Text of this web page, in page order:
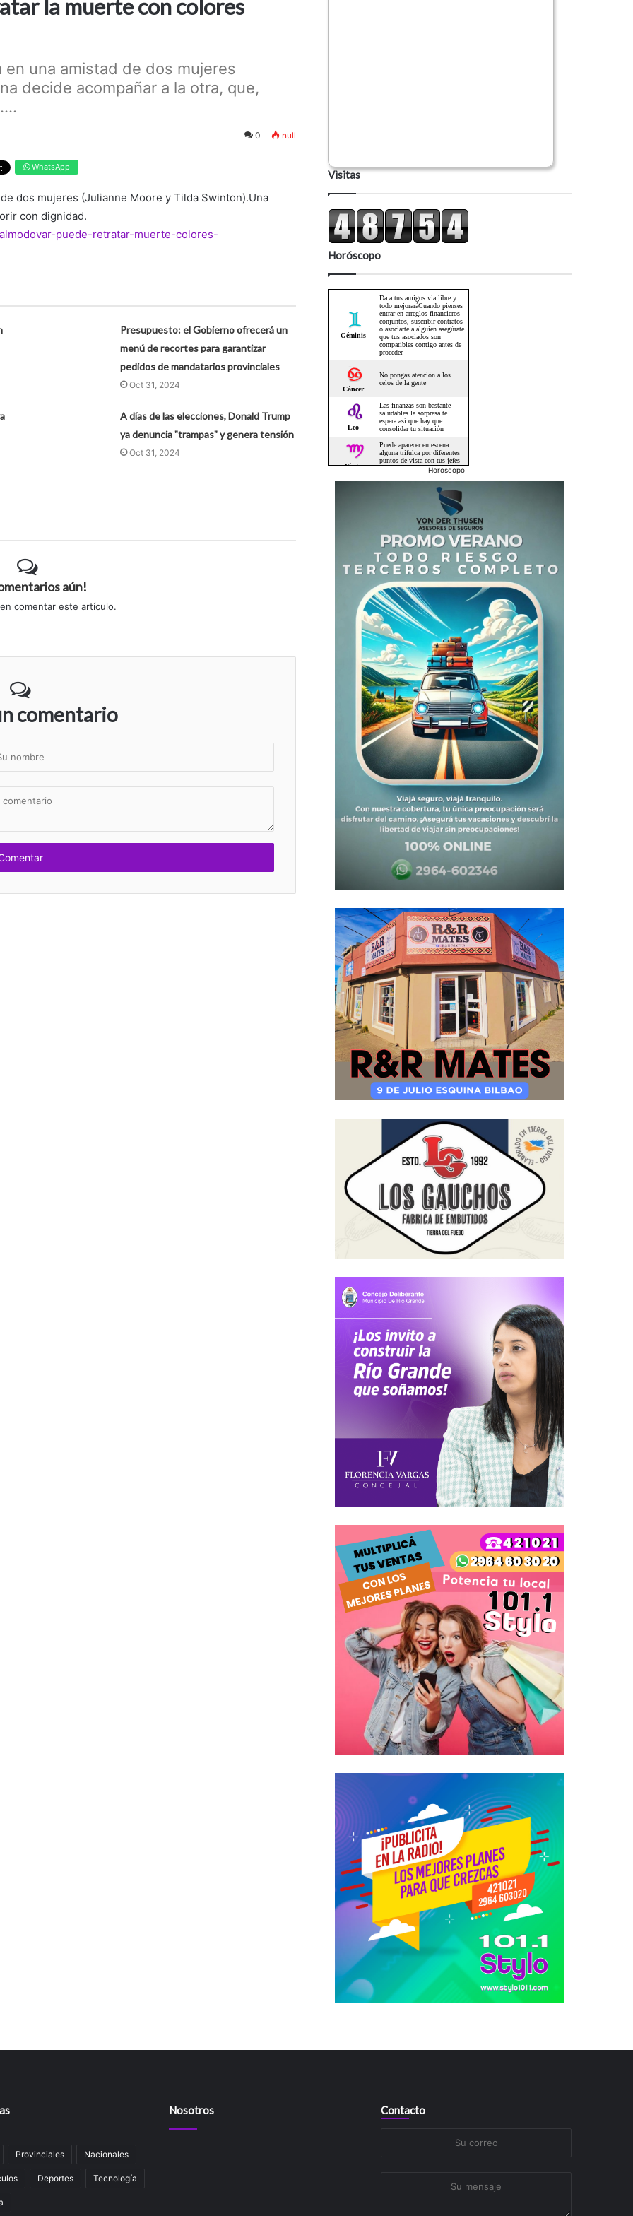
la muerte con colores
una amistad de dos mujeres
decide acompañar a la otra, que,
0 null
WhatsApp
dos mujeres (Julianne Moore y Tilda Swinton).Una
con dignidad.
puede-retratar-muerte-colores-
Presupuesto: el Gobierno ofrecerá un
menú de recortes para garantizar
pedidos de mandatarios provinciales
Oct 31, 2024
A días de las elecciones, Donald Trump
ya denuncia "trampas" y genera tensión
Oct 31, 2024
aún!
comentar este artículo.
comentario
Visitas
Horóscopo
Horoscopo
Provinciales Nacionales
Deportes Tecnología
Nosotros Contacto